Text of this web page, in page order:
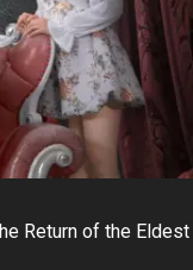
of the Eldest